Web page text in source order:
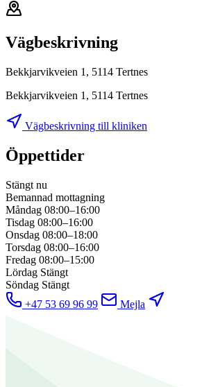
Vägbeskrivning
Bekkjarvikveien 1, 5114 Tertnes
Bekkjarvikveien 1, 5114 Tertnes
Vägbeskrivning till kliniken
Öppettider
Stängt nu
Bemannad mottagning
Måndag 08:00–16:00
Tisdag 08:00–16:00
Onsdag 08:00–18:00
Torsdag 08:00–16:00
Fredag 08:00–15:00
Lördag Stängt
Söndag Stängt
+47 53 69 96 99
Mejla